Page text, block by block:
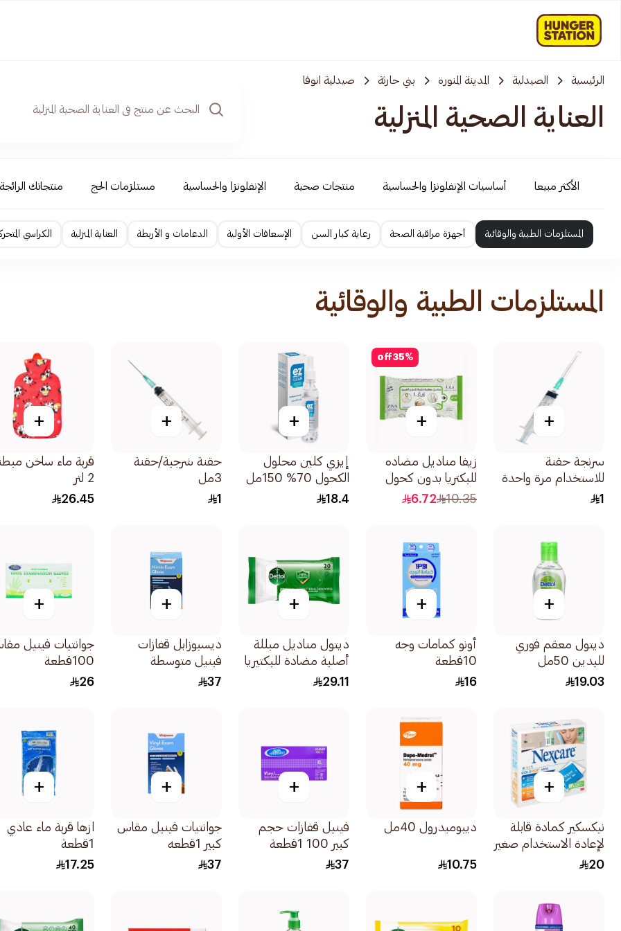
الرئيسية الصيدلية المدينة المنورة بني حارثة صيدلية انوفا
العناية الصحية المنزلية
الأكثر مبيعا أساسيات الإنفلونزا والحساسية منتجات صحية الإنفلونزا والحساسية مستلزمات الحج منتجاتك الرائجة
المستلزمات الطبية والوقائية أجهزة مراقبة الصحة رعاية كبار السن الإسعافات الأولية الدعامات و الأربطة العناية المنزلية الكراسي
المستلزمات الطبية والوقائية
+
سرنجة حقنة
للاستخدام مرة واحدة
5 مل 1قطعة
1
35%
off
+
زيفا مناديل مضاده
للبكتريا بدون كحول
للحج والعمره
10.35
6.72
+
إيزي كلين محلول
الكحول 70% 150مل
18.4
+
حقنة شرجية/حقنة
3مل
1
+
قربة ماء ساخن
2 لتر
26.45
+
ديتول معقم فوري
لليدين 50مل
19.03
+
أونو كمامات وجه
10قطعة
16
+
ديتول مناديل مبللة
أصلية مضادة للبكتيريا
20قطعة
29.11
+
ديسبوزابل قفازات
فينيل متوسطة
للاستخدام المرة الواحدة
37
+
جوانتيات فينيل
100قطعة
26
+
نيكسكير كمادة قابلة
لإعادة الاستخدام صغير
1قطعة
20
+
ديبوميدرول 40مل
10.75
+
فينيل قفازات حجم
كبير 100 1قطعة
37
+
جوانتيات فينيل مقاس
كبير 1قطعه
37
+
ازها قربة ماء عادي
1قطعة
17.25